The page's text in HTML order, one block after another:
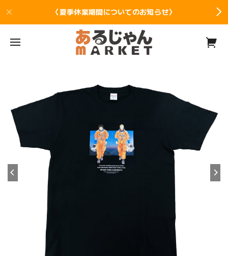
〈夏季休業期間についてのお知らせ〉